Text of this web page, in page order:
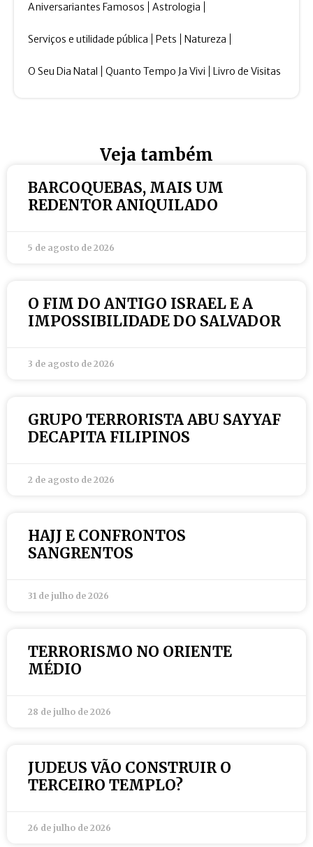
Aniversariantes Famosos Astrologia
Serviços e utilidade pública Pets Natureza
O Seu Dia Natal Quanto Tempo Ja Vivi Livro de Visitas
Veja também
BARCOQUEBAS, MAIS UM
REDENTOR ANIQUILADO
5 de agosto de 2026
O FIM DO ANTIGO ISRAEL E A
IMPOSSIBILIDADE DO SALVADOR
3 de agosto de 2026
GRUPO TERRORISTA ABU SAYYAF
DECAPITA FILIPINOS
2 de agosto de 2026
HAJJ E CONFRONTOS
SANGRENTOS
31 de julho de 2026
TERRORISMO NO ORIENTE
MÉDIO
28 de julho de 2026
JUDEUS VÃO CONSTRUIR O
TERCEIRO TEMPLO?
26 de julho de 2026